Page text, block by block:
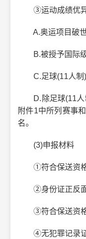
③运动成绩优异
A.奥运项目破世
B.被授予国际级
C.足球(11人制)
D.除足球(11人制
附件1中所列赛事
名。
(3)申报材料
①符合保送资格
②身份证正反面
③符合保送资格
④无犯罪记录证